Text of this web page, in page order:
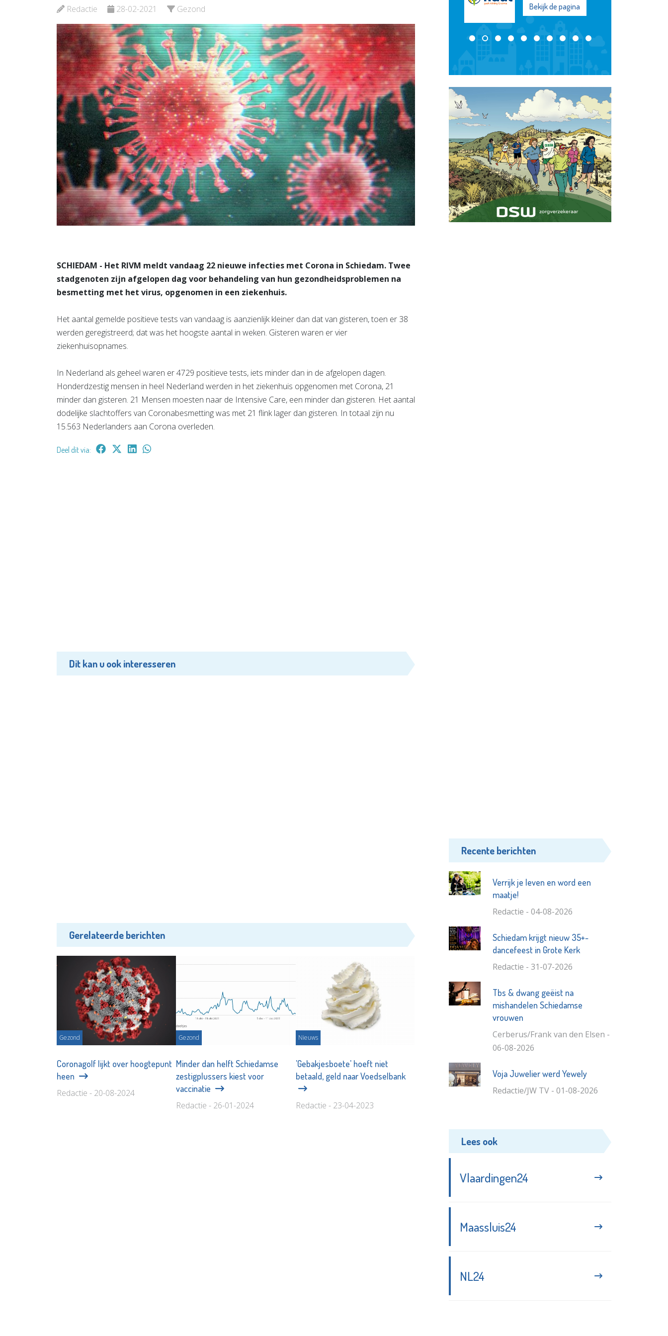
Redactie 28-02-2021 Gezond
SCHIEDAM - Het RIVM meldt vandaag 22 nieuwe infecties met Corona in Schiedam. Twee
stadgenoten zijn afgelopen dag voor behandeling van hun gezondheidsproblemen na
besmetting met het virus, opgenomen in een ziekenhuis.
Het aantal gemelde positieve tests van vandaag is aanzienlijk kleiner dan dat van gisteren, toen er 38
werden geregistreerd; dat was het hoogste aantal in weken. Gisteren waren er vier
ziekenhuisopnames.
In Nederland als geheel waren er 4729 positieve tests, iets minder dan in de afgelopen dagen.
Honderdzestig mensen in heel Nederland werden in het ziekenhuis opgenomen met Corona, 21
minder dan gisteren. 21 Mensen moesten naar de Intensive Care, een minder dan gisteren. Het aantal
dodelijke slachtoffers van Coronabesmetting was met 21 flink lager dan gisteren. In totaal zijn nu
15.563 Nederlanders aan Corona overleden.
Deel dit via:
Dit kan u ook interesseren
Gerelateerde berichten
Gezond
Coronagolf lijkt over hoogtepunt
heen
Redactie - 20-08-2024
Gezond
Minder dan helft Schiedamse
zestigplussers kiest voor
vaccinatie
Redactie - 26-01-2024
Nieuws
'Gebakjesboete' hoeft niet
betaald, geld naar Voedselbank
Redactie - 23-04-2023
Bekijk de pagina
Bekijk de pagina
Recente berichten
Verrijk je leven en word een
maatje!
Redactie - 04-08-2026
Schiedam krijgt nieuw 35+-
dancefeest in Grote Kerk
Redactie - 31-07-2026
Tbs & dwang geëist na
mishandelen Schiedamse
vrouwen
Cerberus/Frank van den Elsen -
06-08-2026
Voja Juwelier werd Yewely
Redactie/JW TV - 01-08-2026
Lees ook
Vlaardingen24
Maassluis24
NL24